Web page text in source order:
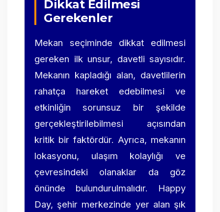
Dikkat Edilmesi
Gerekenler
Mekan seçiminde dikkat edilmesi
gereken ilk unsur, davetli sayısıdır.
Mekanın kapladığı alan, davetlilerin
rahatça hareket edebilmesi ve
etkinliğin sorunsuz bir şekilde
gerçekleştirilebilmesi açısından
kritik bir faktördür. Ayrıca, mekanın
lokasyonu, ulaşım kolaylığı ve
çevresindeki olanaklar da göz
önünde bulundurulmalıdır. Happy
Day, şehir merkezinde yer alan şık